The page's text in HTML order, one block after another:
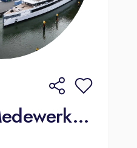
Logistiek Medewerker - Dutch speaking | Moordrecht